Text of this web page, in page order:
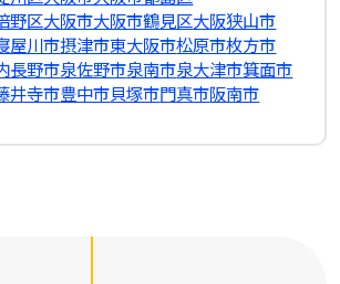
野区大阪市大阪市鶴見区大阪狭山市
屋川市摂津市東大阪市松原市枚方市
長野市泉佐野市泉南市泉大津市箕面市
井寺市豊中市貝塚市門真市阪南市